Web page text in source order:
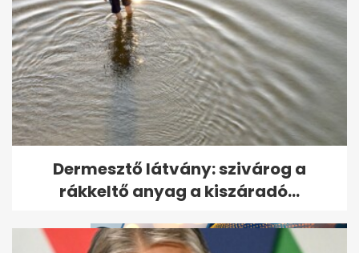
Döntött a bíróság Till Tamás
gyilkosáról
Dermesztő látvány: szivárog a
rákkeltő anyag a kiszáradó...